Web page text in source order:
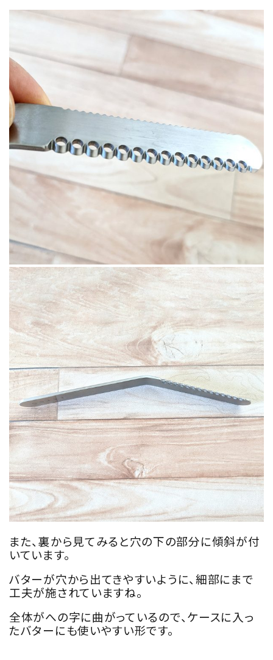
また、裏から見てみると穴の下の部分に傾斜が付
いています。
バターが穴から出てきやすいように、細部にまで
工夫が施されていますね。
全体がへの字に曲がっているので、ケースに入っ
たバターにも使いやすい形です。